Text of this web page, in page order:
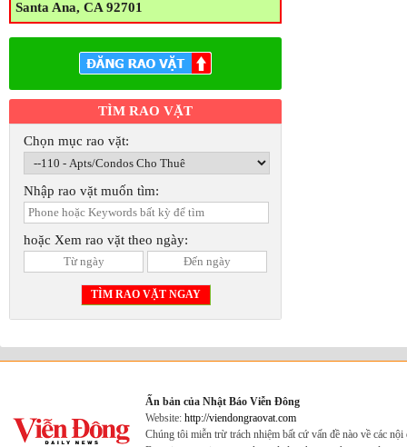
QUAN 310-529-5534 - 401 W First St,
Santa Ana, CA 92701
Chọn mục rao vặt:
Nhập rao vặt muốn tìm:
hoặc Xem rao vặt theo ngày:
Ấn bản của Nhật Báo Viễn Đông
Website:http://viendongraovat.com